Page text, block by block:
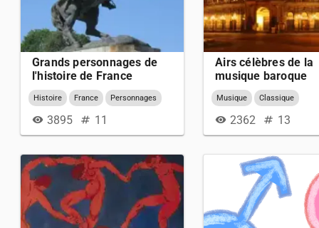
Grands personnages de
l'histoire de France
(Première partie)
Histoire France Personnages
visibility 3895 numbers 11
Airs célèbres de la
musique baroque
Musique Classique
visibility 2362 numbers 13